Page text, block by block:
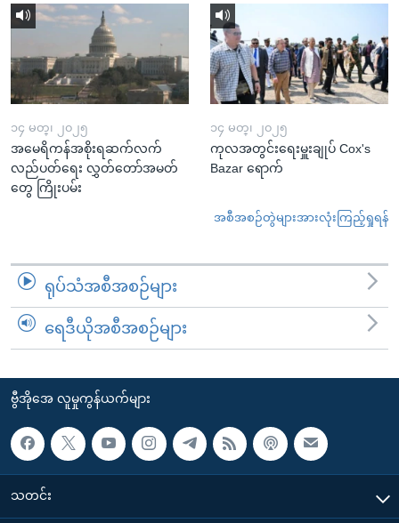
၁၄ မတ္၊ ၂၀၂၅
အမေရိကန်အစိုးရဆက်လက်
လည်ပတ်ရေး လွှတ်တော်အမတ်
တွေ ကြိုးပမ်း
၁၄ မတ္၊ ၂၀၂၅
ကုလအတွင်းရေးမှူးချုပ် Cox's
Bazar ရောက်
အစီအစဉ်တွဲများအားလုံးကြည့်ရှုရန်
ရုပ်သံအစီအစဉ်များ
ရေဒီယိုအစီအစဉ်များ
ဗွီအိုအေ လူမှုကွန်ယက်များ
သတင်း